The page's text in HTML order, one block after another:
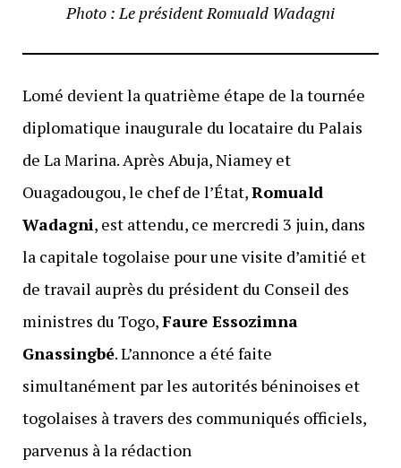
Photo : Le président Romuald Wadagni
Lomé devient la quatrième étape de la tournée
diplomatique inaugurale du locataire du Palais
de La Marina. Après Abuja, Niamey et
Ouagadougou, le chef de l’État,Romuald
Wadagni, est attendu, ce mercredi 3 juin, dans
la capitale togolaise pour une visite d’amitié et
de travail auprès du président du Conseil des
ministres du Togo,Faure Essozimna
Gnassingbé. L’annonce a été faite
simultanément par les autorités béninoises et
togolaises à travers des communiqués officiels,
parvenus à la rédaction